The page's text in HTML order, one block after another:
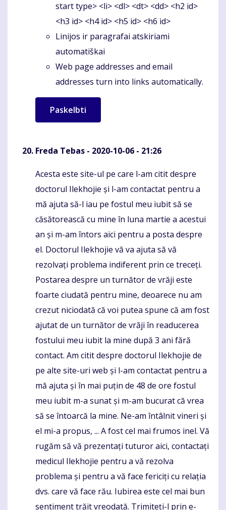
start type> <li> <dl> <dt> <dd> <h2 id>
<h3 id> <h4 id> <h5 id> <h6 id>
Linijos ir paragrafai atskiriami
automatiškai
Web page addresses and email
addresses turn into links automatically.
Freda Tebas - 2020-10-06 - 21:26
Komentaras
Acesta este site-ul pe care l-am citit despre
doctorul Ilekhojie și l-am contactat pentru a
mă ajuta să-l iau pe fostul meu iubit să se
căsătorească cu mine în luna martie a acestui
an și m-am întors aici pentru a posta despre
el. Doctorul Ilekhojie vă va ajuta să vă
rezolvați problema indiferent prin ce treceți.
Postarea despre un turnător de vrăji este
foarte ciudată pentru mine, deoarece nu am
crezut niciodată că voi putea spune că am fost
ajutat de un turnător de vrăji în readucerea
fostului meu iubit la mine după 3 ani fără
contact. Am citit despre doctorul Ilekhojie de
pe alte site-uri web și l-am contactat pentru a
mă ajuta și în mai puțin de 48 de ore fostul
meu iubit m-a sunat și m-am bucurat că vrea
să se întoarcă la mine. Ne-am întâlnit vineri și
el mi-a propus, ... A fost cel mai frumos inel. Vă
rugăm să vă prezentați tuturor aici, contactați
medicul Ilekhojie pentru a vă rezolva
problema și pentru a vă face fericiți cu relația
dvs. care vă face rău. Iubirea este cel mai bun
sentiment trăit vreodată. Trimiteți-l prin e-